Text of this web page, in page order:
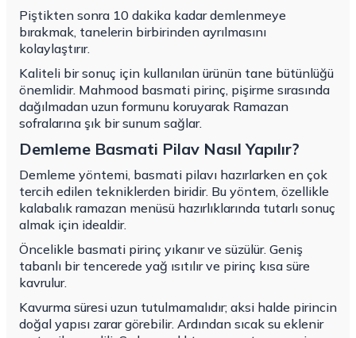
Piştikten sonra 10 dakika kadar demlenmeye
bırakmak, tanelerin birbirinden ayrılmasını
kolaylaştırır.
Kaliteli bir sonuç için kullanılan ürünün tane bütünlüğü
önemlidir. Mahmood basmati pirinç, pişirme sırasında
dağılmadan uzun formunu koruyarak Ramazan
sofralarına şık bir sunum sağlar.
Demleme Basmati Pilav Nasıl Yapılır?
Demleme yöntemi, basmati pilavı hazırlarken en çok
tercih edilen tekniklerden biridir. Bu yöntem, özellikle
kalabalık ramazan menüsü hazırlıklarında tutarlı sonuç
almak için idealdir.
Öncelikle basmati pirinç yıkanır ve süzülür. Geniş
tabanlı bir tencerede yağ ısıtılır ve pirinç kısa süre
kavrulur.
Kavurma süresi uzun tutulmamalıdır; aksi halde pirincin
doğal yapısı zarar görebilir. Ardından sıcak su eklenir